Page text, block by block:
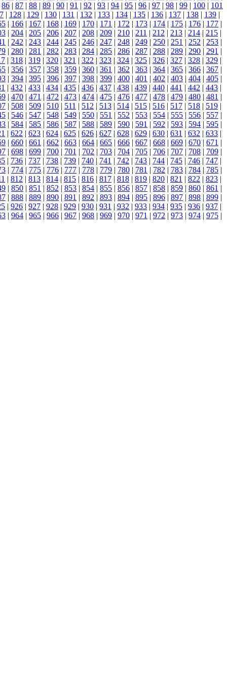
86 | 87 | 88 | 89 | 90 | 91 | 92 | 93 | 94 | 95 | 96 | 97 | 98 | 99 | 100 | 101
| 128 | 129 | 130 | 131 | 132 | 133 | 134 | 135 | 136 | 137 | 138 | 139 |
| 166 | 167 | 168 | 169 | 170 | 171 | 172 | 173 | 174 | 175 | 176 | 177 |
| 204 | 205 | 206 | 207 | 208 | 209 | 210 | 211 | 212 | 213 | 214 | 215 |
| 242 | 243 | 244 | 245 | 246 | 247 | 248 | 249 | 250 | 251 | 252 | 253 |
| 280 | 281 | 282 | 283 | 284 | 285 | 286 | 287 | 288 | 289 | 290 | 291 |
| 318 | 319 | 320 | 321 | 322 | 323 | 324 | 325 | 326 | 327 | 328 | 329 |
| 356 | 357 | 358 | 359 | 360 | 361 | 362 | 363 | 364 | 365 | 366 | 367 |
| 394 | 395 | 396 | 397 | 398 | 399 | 400 | 401 | 402 | 403 | 404 | 405 |
| 432 | 433 | 434 | 435 | 436 | 437 | 438 | 439 | 440 | 441 | 442 | 443 |
| 470 | 471 | 472 | 473 | 474 | 475 | 476 | 477 | 478 | 479 | 480 | 481 |
| 508 | 509 | 510 | 511 | 512 | 513 | 514 | 515 | 516 | 517 | 518 | 519 |
| 546 | 547 | 548 | 549 | 550 | 551 | 552 | 553 | 554 | 555 | 556 | 557 |
| 584 | 585 | 586 | 587 | 588 | 589 | 590 | 591 | 592 | 593 | 594 | 595 |
| 622 | 623 | 624 | 625 | 626 | 627 | 628 | 629 | 630 | 631 | 632 | 633 |
| 660 | 661 | 662 | 663 | 664 | 665 | 666 | 667 | 668 | 669 | 670 | 671 |
| 698 | 699 | 700 | 701 | 702 | 703 | 704 | 705 | 706 | 707 | 708 | 709 |
| 736 | 737 | 738 | 739 | 740 | 741 | 742 | 743 | 744 | 745 | 746 | 747 |
| 774 | 775 | 776 | 777 | 778 | 779 | 780 | 781 | 782 | 783 | 784 | 785 |
| 812 | 813 | 814 | 815 | 816 | 817 | 818 | 819 | 820 | 821 | 822 | 823 |
| 850 | 851 | 852 | 853 | 854 | 855 | 856 | 857 | 858 | 859 | 860 | 861 |
| 888 | 889 | 890 | 891 | 892 | 893 | 894 | 895 | 896 | 897 | 898 | 899 |
| 926 | 927 | 928 | 929 | 930 | 931 | 932 | 933 | 934 | 935 | 936 | 937 |
| 964 | 965 | 966 | 967 | 968 | 969 | 970 | 971 | 972 | 973 | 974 | 975 |